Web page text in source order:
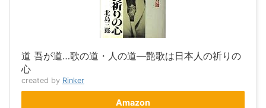
道 吾が道…歌の道・人の道―艶歌は日本人の祈りの
心
created by Rinker
Amazon